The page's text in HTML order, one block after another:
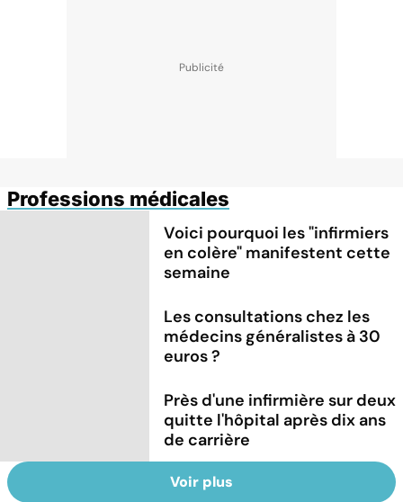
Professions médicales
Voici pourquoi les "infirmiers
en colère" manifestent cette
semaine
Les consultations chez les
médecins généralistes à 30
euros ?
Près d'une infirmière sur deux
quitte l'hôpital après dix ans
de carrière
Voir plus